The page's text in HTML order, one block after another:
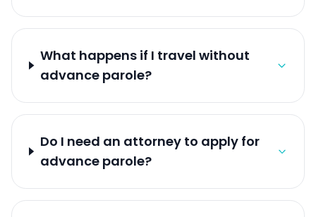
What happens if I travel without
advance parole?
Do I need an attorney to apply for
advance parole?